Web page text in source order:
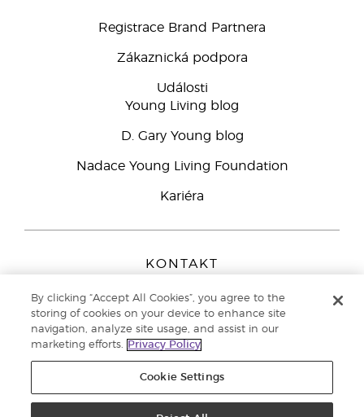
Registrace Brand Partnera
Zákaznická podpora
Události
Young Living blog
D. Gary Young blog
Nadace Young Living Foundation
Kariéra
KONTAKT
Peizerweg 97
9727 AJ Groningen
Netherlands
Zákaznická podpora800 144 066
By clicking “Accept All Cookies”, you agree to the
storing of cookies on your device to enhance site
navigation, analyze site usage, and assist in our
marketing efforts.
Privacy Policy
Cookie Settings